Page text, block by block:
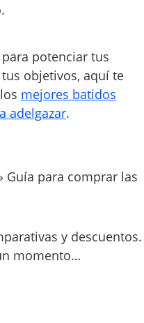
potenciar tus
objetivos, aquí te
mejores batidos
adelgazar.
Guía para comprar las
y descuentos.
momento…